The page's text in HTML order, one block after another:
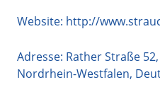
Website: http://
Adresse: Rather Straße 52,
Nordrhein-Westfalen,